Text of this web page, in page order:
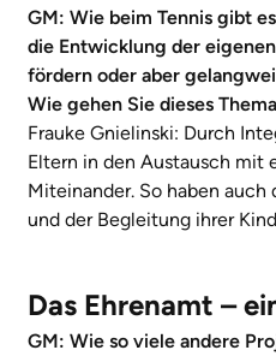
GM: Wie beim Tennis gibt
die Entwicklung der
fördern oder aber
Wie gehen Sie dieses
Frauke Gnielinski: Durch
Eltern in den Austausch mit
Miteinander. So haben auch
und der Begleitung ihrer
Das Ehrenamt –
GM: Wie so viele andere